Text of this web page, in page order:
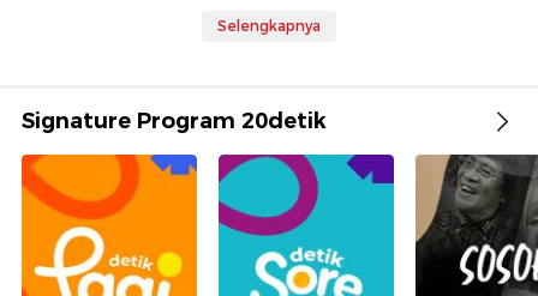
Selengkapnya
Signature Program 20detik